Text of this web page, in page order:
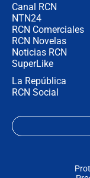
Canal RCN
NTN24
RCN Comerciales
RCN Novelas
Noticias RCN
SuperLike
La República
RCN Social